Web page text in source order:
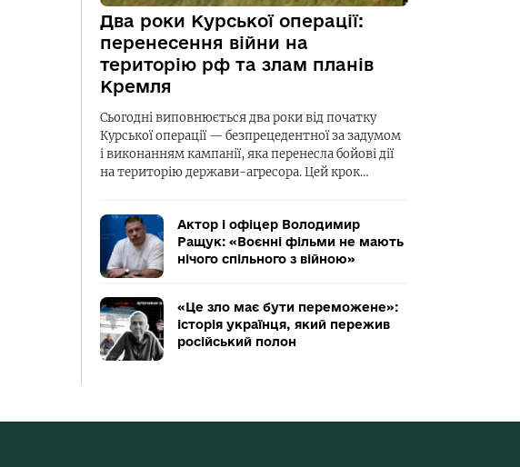
Два роки Курської операції:
перенесення війни на
територію рф та злам планів
Кремля
Сьогодні виповнюється два роки від початку
Курської операції — безпрецедентної за задумом
і виконанням кампанії, яка перенесла бойові дії
на територію держави-агресора. Цей крок…
Актор і офіцер Володимир
Ращук: «Воєнні фільми не мають
нічого спільного з війною»
«Це зло має бути переможене»:
історія українця, який пережив
російський полон